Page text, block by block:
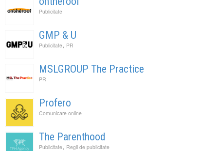
Publicitate
GMP & U
Publicitate, PR
MSLGROUP The Practice
PR
Profero
Comunicare online
The Parenthood
Publicitate, Regii de publicitate